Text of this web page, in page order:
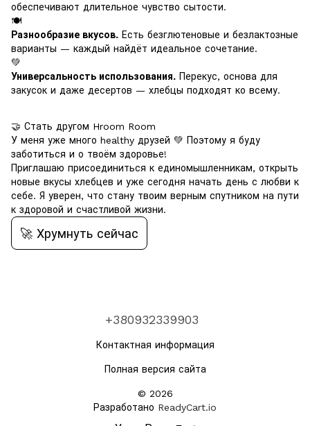
обеспечивают длительное чувство сытости.
🍽️
Разнообразие вкусов. Есть безглютеновые и безлактозные
варианты — каждый найдёт идеальное сочетание.
💚
Универсальность использования. Перекус, основа для
закусок и даже десертов — хлебцы подходят ко всему.
🤝 Стать другом Hroom Room
У меня уже много healthy друзей 💚 Поэтому я буду
заботиться и о твоём здоровье!
Приглашаю присоединиться к единомышленникам, открыть
новые вкусы хлебцев и уже сегодня начать день с любви к
себе. Я уверен, что стану твоим верным спутником на пути
к здоровой и счастливой жизни.
🚀 Хрумнуть сейчас
+380932339903
Контактная информация
Полная версия сайта
© 2026
Разработано ReadyCart.io